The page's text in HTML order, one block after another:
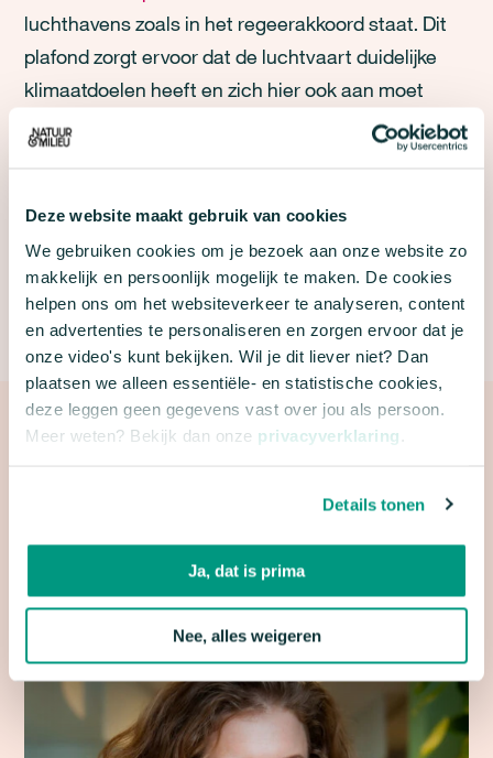
Deze website maakt gebruik van cookies
We gebruiken cookies om je bezoek aan onze website zo
makkelijk en persoonlijk mogelijk te maken. De cookies
helpen ons om het websiteverkeer te analyseren, content
en advertenties te personaliseren en zorgen ervoor dat je
onze video's kunt bekijken. Wil je dit liever niet? Dan
plaatsen we alleen essentiële- en statistische cookies,
deze leggen geen gegevens vast over jou als persoon.
Meer weten? Bekijk dan onze privacyverklaring
Details tonen
Ja, dat is prima
Nee, alles weigeren
luchthavens zoals in het regeerakkoord staat. Dit
plafond zorgt ervoor dat de luchtvaart duidelijke
klimaatdoelen heeft en zich hier ook aan moet
gaan houden. ‘Het is toch eigenlijk van de gekke
dat er alleen voor deze sector nog steeds geen
ondervinden in deze tijd allemaal hoe belangrijk het
is dat we de klimaatcrisis en de stikstofcrisis
gezamenlijk oplossen, waarbij ieder bedrijf en
sector zijn aandeel neemt’, aldus Natuur & Milieu.
PERSVOORLICHTERS
van onze persvoorlichters.